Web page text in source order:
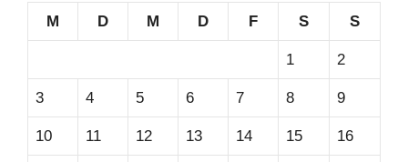
M
D M D F S S
1 2
3 4 5 6 7 8 9
10 11 12 13 14 15 16